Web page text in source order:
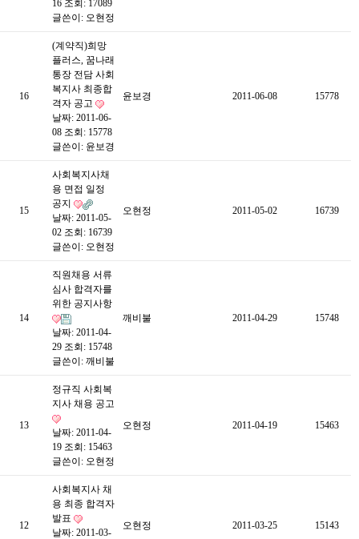
16 조회: 17089
글쓴이: 오현정
16
(계약직)희망
플러스, 꿈나래
통장 전담 사회
복지사 최종합
격자 공고
날짜: 2011-06-
08 조회: 15778
글쓴이: 윤보경
윤보경 2011-06-08 15778
15
사회복지사채
용 면접 일정
공지
날짜: 2011-05-
02 조회: 16739
글쓴이: 오현정
오현정 2011-05-02 16739
14
직원채용 서류
심사 합격자를
위한 공지사항
날짜: 2011-04-
29 조회: 15748
글쓴이: 깨비불
깨비불 2011-04-29 15748
13
정규직 사회복
지사 채용 공고
날짜: 2011-04-
19 조회: 15463
글쓴이: 오현정
오현정 2011-04-19 15463
12
사회복지사 채
용 최종 합격자
발표
날짜: 2011-03-
오현정 2011-03-25 15143